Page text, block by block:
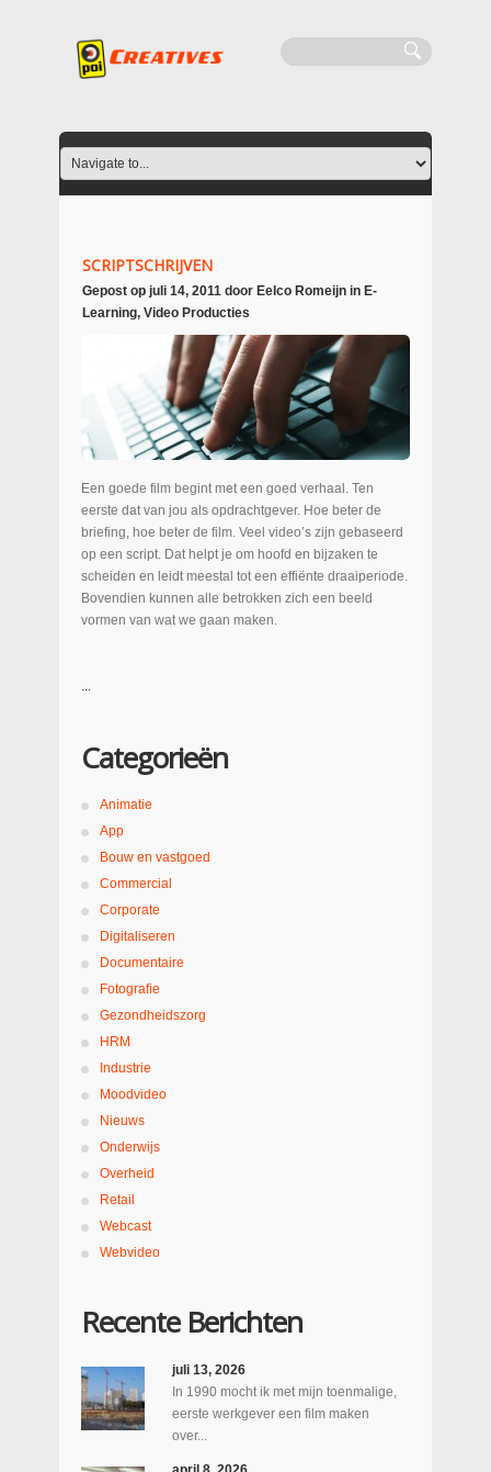
SCRIPTSCHRIJVEN
Gepost op juli 14, 2011 door Eelco Romeijn in E-
Learning, Video Producties
Een goede film begint met een goed verhaal. Ten
eerste dat van jou als opdrachtgever. Hoe beter de
briefing, hoe beter de film. Veel video’s zijn gebaseerd
op een script. Dat helpt je om hoofd en bijzaken te
scheiden en leidt meestal tot een effiënte draaiperiode.
Bovendien kunnen alle betrokken zich een beeld
vormen van wat we gaan maken.
...
Categorieën
Animatie
App
Bouw en vastgoed
Commercial
Corporate
Digitaliseren
Documentaire
Fotografie
Gezondheidszorg
HRM
Industrie
Moodvideo
Nieuws
Onderwijs
Overheid
Retail
Webcast
Webvideo
Recente Berichten
juli 13, 2026
In 1990 mocht ik met mijn toenmalige,
eerste werkgever een film maken
over...